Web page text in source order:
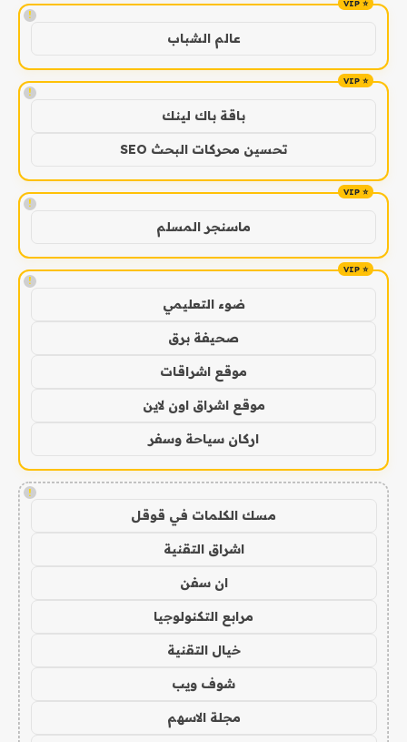
!
عالم الشباب
!
باقة باك لينك
تحسين محركات البحث SEO
!
ماسنجر المسلم
!
ضوء التعليمي
صحيفة برق
موقع اشراقات
موقع اشراق اون لاين
اركان سياحة وسفر
!
مسك الكلمات في قوقل
اشراق التقنية
ان سفن
مرابع التكنولوجيا
خيال التقنية
شوف ويب
مجلة الاسهم